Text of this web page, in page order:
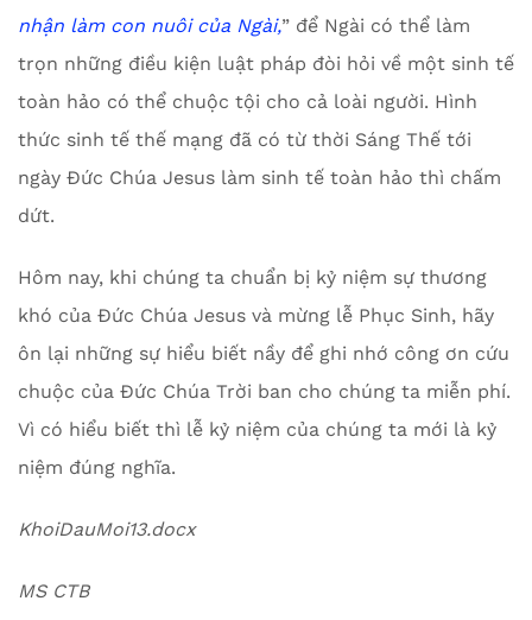
nhận làm con nuôi của Ngài,” để Ngài có thể làm
trọn những điều kiện luật pháp đòi hỏi về một sinh tế
toàn hảo có thể chuộc tội cho cả loài người. Hình
thức sinh tế thế mạng đã có từ thời Sáng Thế tới
ngày Đức Chúa Jesus làm sinh tế toàn hảo thì chấm
dứt.
Hôm nay, khi chúng ta chuẩn bị kỷ niệm sự thương
khó của Đức Chúa Jesus và mừng lễ Phục Sinh, hãy
ôn lại những sự hiểu biết nầy để ghi nhớ công ơn cứu
chuộc của Đức Chúa Trời ban cho chúng ta miễn phí.
Vì có hiểu biết thì lễ kỷ niệm của chúng ta mới là kỷ
niệm đúng nghĩa.
KhoiDauMoi13.docx
MS CTB